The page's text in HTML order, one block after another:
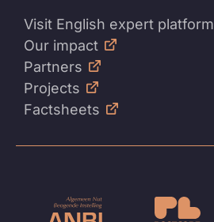
Visit English expert platform
Our impact
Partners
Projects
Factsheets